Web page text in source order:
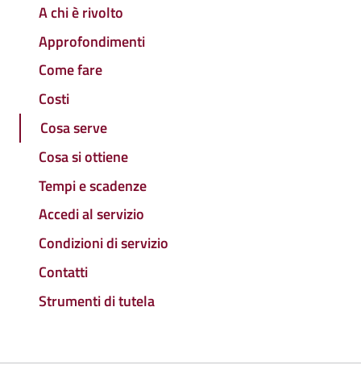
A chi è rivolto
Approfondimenti
Come fare
Costi
Cosa serve
Cosa si ottiene
Tempi e scadenze
Accedi al servizio
Condizioni di servizio
Contatti
Strumenti di tutela